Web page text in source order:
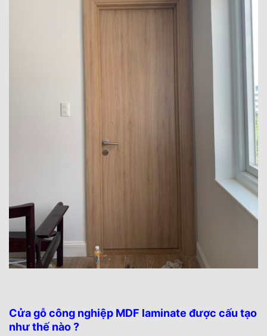
Cửa gỗ công nghiệp MDF laminate được cấu tạo
như thế nào ?